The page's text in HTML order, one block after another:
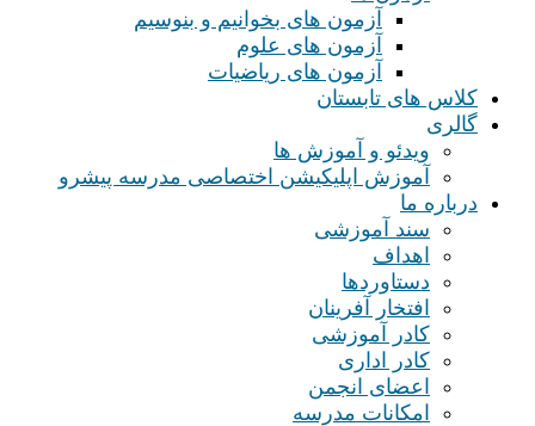
آزمون های بخوانیم و بنوسیم
آزمون های علوم
آزمون های ریاضیات
کلاس های تابستان
گالری
ویدئو و آموزش ها
آموزش اپلیکیشن اختصاصی مدرسه پیشرو
درباره ما
سند آموزشی
اهداف
دستاوردها
افتخار آفرینان
کادر آموزشی
کادر اداری
اعضای انجمن
امکانات مدرسه